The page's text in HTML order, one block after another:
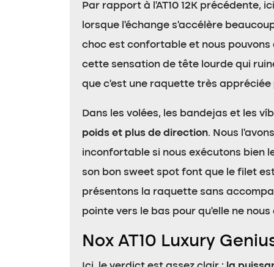
Par rapport à l’AT10 12K précédente,
lorsque l’échange s’accélère
choc est confortable et nous pouvons
cette sensation de tête lourde qui
que c’est une raquette très
Dans les volées, les bandejas et les
poids et plus de direction. Nous
inconfortable si nous exécutons bien
son bon sweet spot font que le filet
présentons la raquette sans
pointe vers le bas pour qu’elle ne
Nox AT10 Luxury